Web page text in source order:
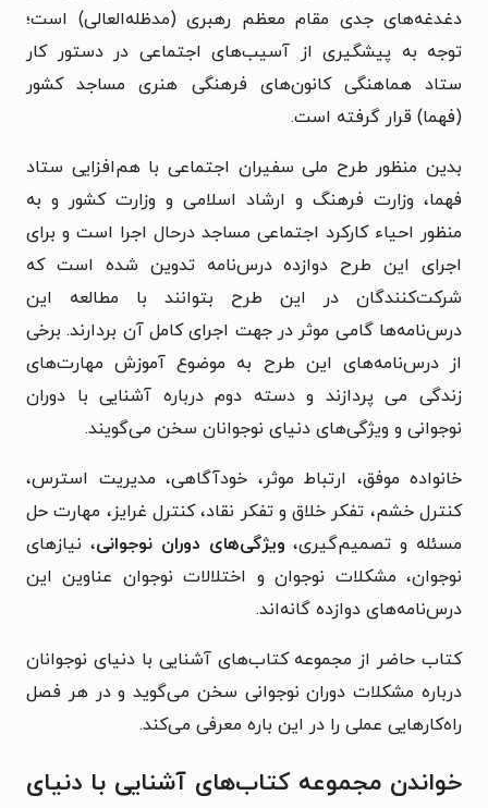
دغدغه‌های جدی مقام معظم رهبری (مدظله‌العالی) است؛
توجه به پیشگیری از آسیب‌های اجتماعی در دستور کار
ستاد هماهنگی کانون‌های فرهنگی هنری مساجد کشور
(فهما) قرار گرفته است.
بدین منظور طرح ملی سفیران اجتماعی با هم‌افزایی ستاد
فهما، وزارت فرهنگ و ارشاد اسلامی و وزارت کشور و به
منظور احیاء کارکرد اجتماعی مساجد درحال اجرا است و برای
اجرای این طرح دوازده درس‌نامه تدوین شده است که
شرکت‌کنندگان در این طرح بتوانند با مطالعه این
درس‌نامه‌ها گامی موثر در جهت اجرای کامل آن بردارند. برخی
از درس‌نامه‌های این طرح به موضوع آموزش مهارت‌های
زندگی می پردازند و دسته دوم درباره آشنایی با دوران
نوجوانی و ویژگی‌های دنیای نوجوانان سخن می‌گویند.
خانواده موفق، ارتباط موثر، خودآگاهی، مدیریت استرس،
کنترل خشم، تفکر خلاق و تفکر نقاد، کنترل غرایز، مهارت حل
مسئله و تصمیم‌گیری، ویژگی‌های دوران نوجوانی، نیازهای
نوجوان، مشکلات نوجوان و اختلالات نوجوان عناوین این
درس‌نامه‌های دوازده گانه‌اند.
کتاب حاضر از مجموعه کتاب‌های آشنایی با دنیای نوجوانان
درباره مشکلات دوران نوجوانی سخن می‌گوید و در هر فصل
راه‌کارهایی عملی را در این باره معرفی می‌کند.
خواندن مجموعه کتاب‌های آشنایی با دنیای